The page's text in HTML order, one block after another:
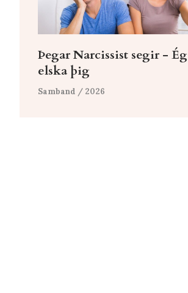
Þegar Narcissist segir - Ég
elska þig
Samband / 2026